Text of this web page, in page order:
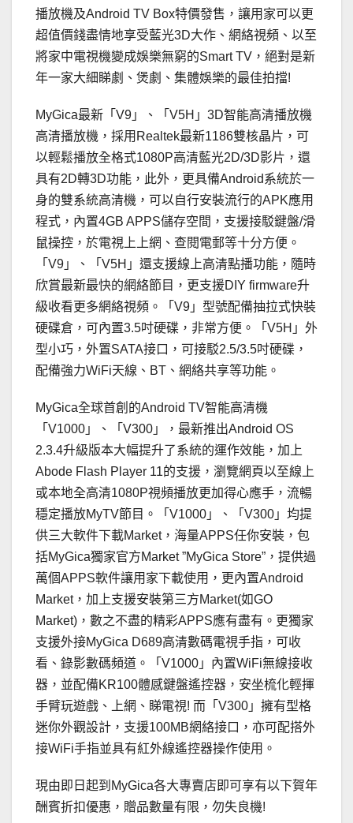
播放機及Android TV Box特價發售，讓用家可以更
超值價錢盡情地享受藍光3D大作、網絡視頻、以至
將家中電視機變成娛樂無窮的Smart TV，絕對是新
年一家大細睇劇、煲劇、集體娛樂的最佳拍擋!
MyGica最新「V9」、「V5H」3D智能高清播放機
高清播放機，採用Realtek最新1186雙核晶片，可
以輕鬆播放全格式1080P高清藍光2D/3D影片，還
具有2D轉3D功能，此外，更具備Android系統於一
身的雙系統高清機，可以自行安裝流行的APK應用
程式，內置4GB APPS儲存空間，支援接駁鍵盤/滑
鼠操控，於電視上上網、查閱電郵等十分方便。
「V9」、「V5H」還支援線上高清點播功能，隨時
欣賞最新最快的網絡節目，更支援DIY firmware升
級收看更多網絡視頻。「V9」型號配備抽拉式快裝
硬碟倉，可內置3.5吋硬碟，非常方便。「V5H」外
型小巧，外置SATA接口，可接駁2.5/3.5吋硬碟，
配備強力WiFi天線、BT、網絡共享等功能。
MyGica全球首創的Android TV智能高清機
「V1000」、「V300」，最新推出Android OS
2.3.4升級版本大幅提升了系統的運作效能，加上
Abode Flash Player 11的支援，瀏覽網頁以至線上
或本地全高清1080P視頻播放更加得心應手，流暢
穩定播放MyTV節目。「V1000」、「V300」均提
供三大軟件下載Market，海量APPS任你安裝，包
括MyGica獨家官方Market ”MyGica Store”，提供過
萬個APPS軟件讓用家下載使用，更內置Android
Market，加上支援安裝第三方Market(如GO
Market)，數之不盡的精彩APPS應有盡有。更獨家
支援外接MyGica D689高清數碼電視手指，可收
看、錄影數碼頻道。「V1000」內置WiFi無線接收
器，並配備KR100體感鍵盤遙控器，安坐梳化輕揮
手臂玩遊戲、上網、睇電視! 而「V300」擁有型格
迷你外觀設計，支援100MB網絡接口，亦可配搭外
接WiFi手指並具有紅外線遙控器操作使用。
現由即日起到MyGica各大專賣店即可享有以下賀年
酬賓折扣優惠，贈品數量有限，勿失良機!